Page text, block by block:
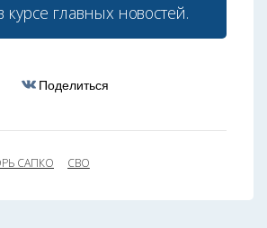
курсе главных новостей.
Поделиться
САПКО СВО